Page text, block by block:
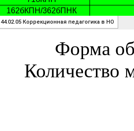
Форма
Количество